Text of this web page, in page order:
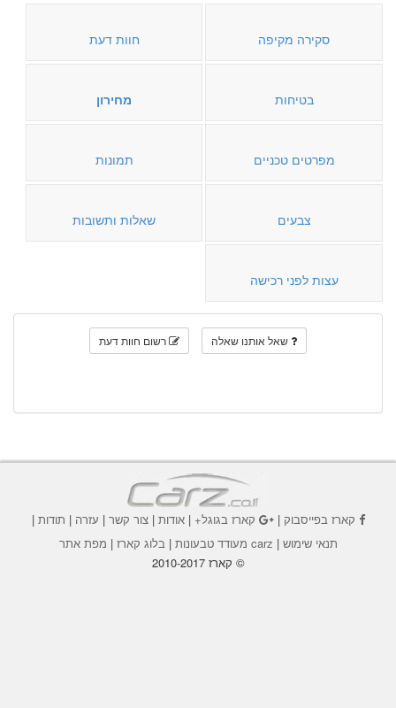
סקירה מקיפה חוות דעת
בטיחות מחירון
מפרטים טכניים תמונות
צבעים שאלות ותשובות
עצות לפני רכישה
שאל אותנו שאלה רשום חוות דעת
קארז בפייסבוק| קארז בגוגל+|אודות |צור קשר | עזרה | תודות |
תנאי שימוש | carz מעודד טבעונות | בלוג קארז | מפת אתר
© קארז 2010-2017